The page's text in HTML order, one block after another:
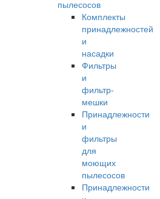
пылесосов
Комплекты
принадлежностей
и
насадки
Фильтры
и
фильтр-
мешки
Принадлежности
и
фильтры
для
моющих
пылесосов
Принадлежности